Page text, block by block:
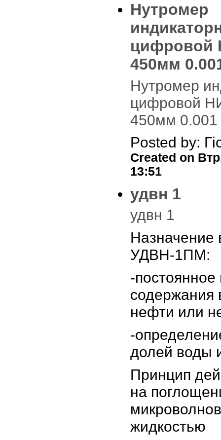
Нутромер
цифровой
450мм
Нутромер
цифровой
450мм 0.001
Posted by:
Created on
13:51
удвн 1
удвн 1
Назначение
УДВН-1ПМ:
-
содержания
нефти или
-
долей воды
Принцип
на
жидкостью